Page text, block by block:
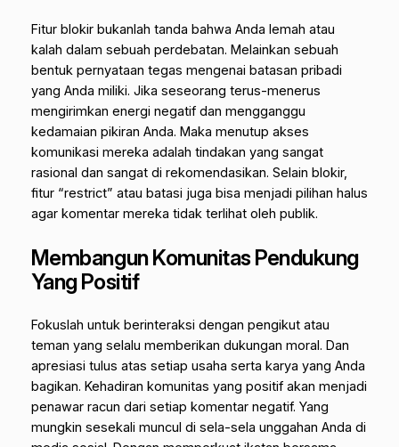
Fitur blokir bukanlah tanda bahwa Anda lemah atau
kalah dalam sebuah perdebatan. Melainkan sebuah
bentuk pernyataan tegas mengenai batasan pribadi
yang Anda miliki. Jika seseorang terus-menerus
mengirimkan energi negatif dan mengganggu
kedamaian pikiran Anda. Maka menutup akses
komunikasi mereka adalah tindakan yang sangat
rasional dan sangat di rekomendasikan. Selain blokir,
fitur “restrict” atau batasi juga bisa menjadi pilihan halus
agar komentar mereka tidak terlihat oleh publik.
Membangun Komunitas Pendukung
Yang Positif
Fokuslah untuk berinteraksi dengan pengikut atau
teman yang selalu memberikan dukungan moral. Dan
apresiasi tulus atas setiap usaha serta karya yang Anda
bagikan. Kehadiran komunitas yang positif akan menjadi
penawar racun dari setiap komentar negatif. Yang
mungkin sesekali muncul di sela-sela unggahan Anda di